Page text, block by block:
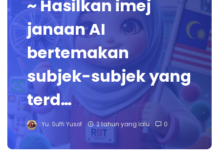
~ Hasilkan imej
janaan AI
bertemakan
subjek-subjek yang
terd…
Yu. Suffi Yusof 2 tahun yang lalu 0